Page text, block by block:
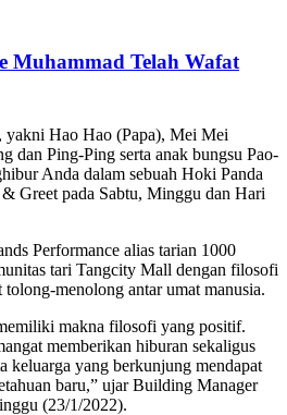
Muhammad Telah Wafat
yakni Hao Hao (Papa), Mei Mei
dan Ping-Ping serta anak bungsu Pao-
Anda dalam sebuah Hoki Panda
Greet pada Sabtu, Minggu dan Hari
Performance alias tarian 1000
tari Tangcity Mall dengan filosofi
menolong antar umat manusia.
makna filosofi yang positif.
memberikan hiburan sekaligus
keluarga yang berkunjung mendapat
baru,” ujar Building Manager
(23/1/2022).